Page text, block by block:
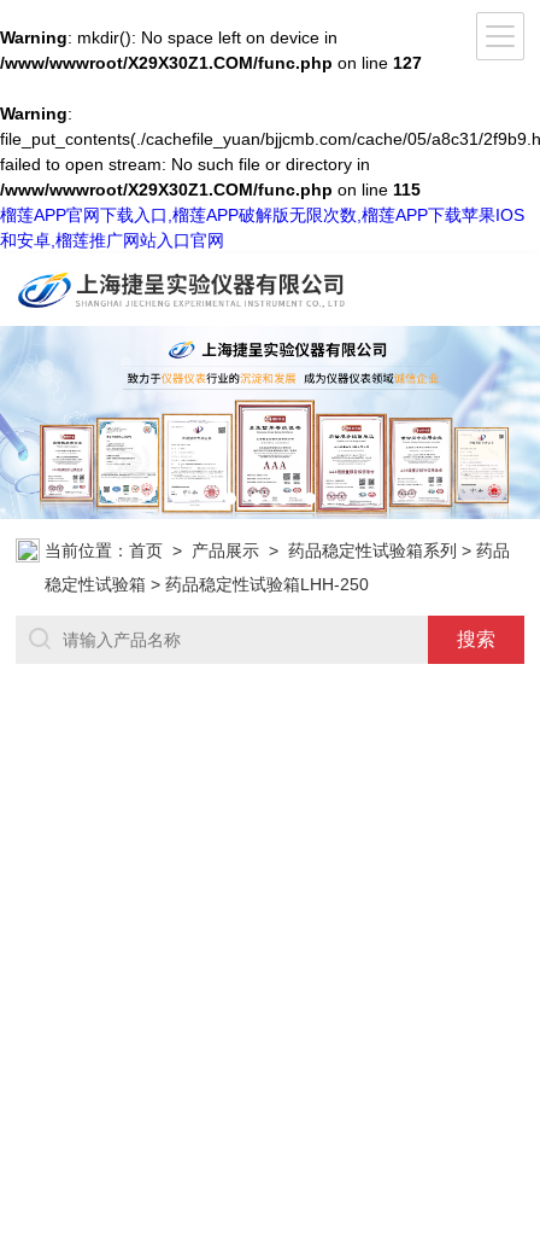
Warning: mkdir(): No space left on device in
/www/wwwroot/X29X30Z1.COM/func.php on line 127
Warning:
file_put_contents(./cachefile_yuan/bjjcmb.com/cache/05/a8c31/
failed to open stream: No such file or directory in
/www/wwwroot/X29X30Z1.COM/func.php on line 115
榴莲APP官网下载入口,榴莲APP破解版无限次数,榴莲APP下载苹果IOS
和安卓,榴莲推广网站入口官网
当前位置：首页 > 产品展示 >药品稳定性试验箱系列 >药品
稳定性试验箱 > 药品稳定性试验箱LHH-250